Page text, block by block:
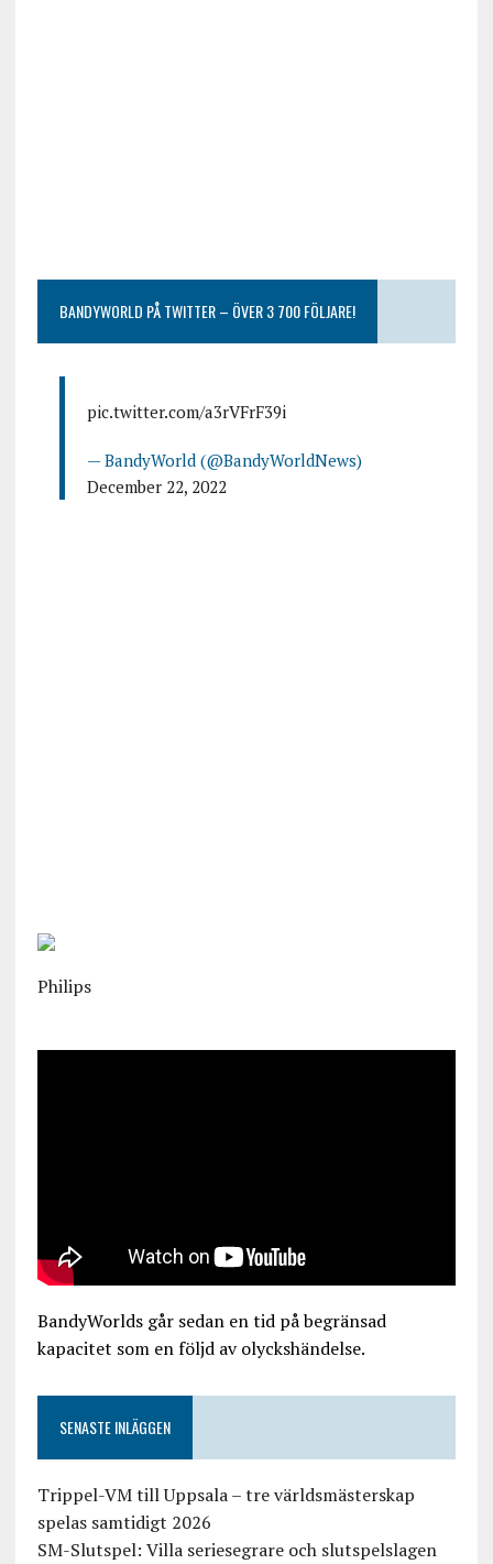
BANDYWORLD PÅ TWITTER – ÖVER 3 700 FÖLJARE!
pic.twitter.com/a3rVFrF39i
— BandyWorld (@BandyWorldNews)
December 22, 2022
Philips
BandyWorlds går sedan en tid på begränsad
kapacitet som en följd av olyckshändelse.
SENASTE INLÄGGEN
Trippel-VM till Uppsala – tre världsmästerskap
spelas samtidigt 2026
SM-Slutspel: Villa seriesegrare och slutspelslagen